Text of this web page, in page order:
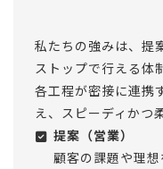
私たちの強みは、提
ストップで行える体
各工程が密接に連携
え、スピーディかつ
提案（営業）
顧客の課題や理